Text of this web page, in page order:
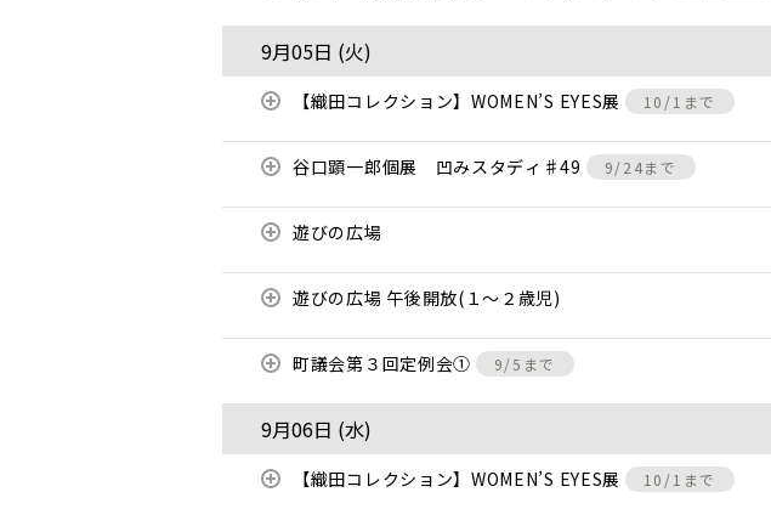
9月05日 (火)
【織田コレクション】WOMEN’S EYES展 10/1まで
谷口顕一郎個展 凹みスタディ♯49 9/24まで
遊びの広場
遊びの広場 午後開放(１～２歳児)
町議会第３回定例会① 9/5まで
9月06日 (水)
【織田コレクション】WOMEN’S EYES展 10/1まで